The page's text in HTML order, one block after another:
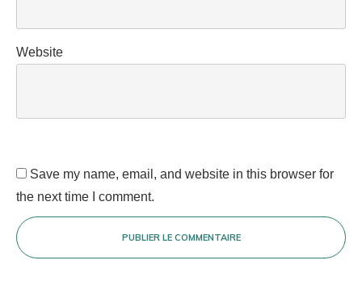
Website
Save my name, email, and website in this browser for
the next time I comment.
PUBLIER LE COMMENTAIRE